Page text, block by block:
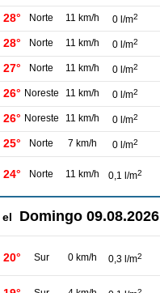
28° Norte 11 km/h 0 l/m2
28° Norte 11 km/h 0 l/m2
27° Norte 11 km/h 0 l/m2
26° Noreste 11 km/h 0 l/m2
26° Noreste 11 km/h 0 l/m2
25° Norte 7 km/h 0 l/m2
24° Norte 11 km/h 0,1 l/m2
Domingo 09.08.2026
20° Sur 0 km/h 0,3 l/m2